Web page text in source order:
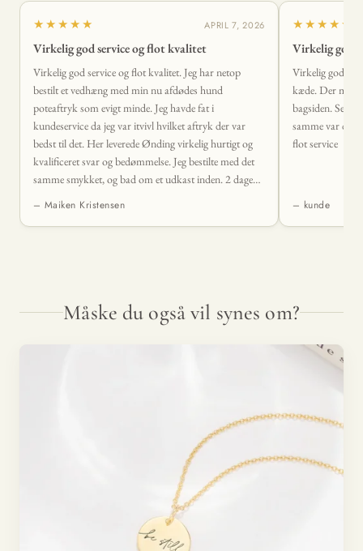
★★★★★ APRIL 7, 2026
Virkelig god service og flot kvalitet
Virkelig god service og flot kvalitet. Jeg har netop
bestilt et vedhæng med min nu afdødes hund
poteaftryk som evigt minde. Jeg havde fat i
kundeservice da jeg var itvivl hvilket aftryk der var
bedst til det. Her leverede Ønding virkelig hurtigt og
kvalificeret svar og bedømmelse. Jeg bestilte med det
samme smykket, og bad om et udkast inden. 2 dage
– Maiken Kristensen
★★★★★
Virkelig god
Virkelig god
kæde. Der
bagsiden.
samme var der
flot service
– kunde
Måske du også vil synes om?